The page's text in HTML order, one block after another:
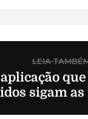
LEIA
sigam